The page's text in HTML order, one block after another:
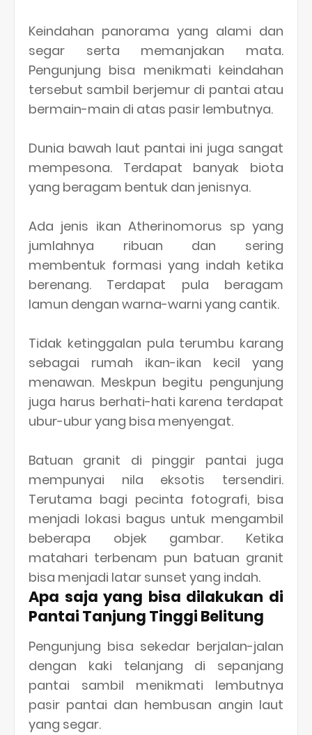
Keindahan panorama yang alami dan
segar serta memanjakan mata.
Pengunjung bisa menikmati keindahan
tersebut sambil berjemur di pantai atau
bermain-main di atas pasir lembutnya.
Dunia bawah laut pantai ini juga sangat
mempesona. Terdapat banyak biota
yang beragam bentuk dan jenisnya.
Ada jenis ikan Atherinomorus sp yang
jumlahnya ribuan dan sering
membentuk formasi yang indah ketika
berenang. Terdapat pula beragam
lamun dengan warna-warni yang cantik.
Tidak ketinggalan pula terumbu karang
sebagai rumah ikan-ikan kecil yang
menawan. Meskpun begitu pengunjung
juga harus berhati-hati karena terdapat
ubur-ubur yang bisa menyengat.
Batuan granit di pinggir pantai juga
mempunyai nila eksotis tersendiri.
Terutama bagi pecinta fotografi, bisa
menjadi lokasi bagus untuk mengambil
beberapa objek gambar. Ketika
matahari terbenam pun batuan granit
bisa menjadi latar sunset yang indah.
Apa saja yang bisa dilakukan di
Pantai Tanjung Tinggi Belitung
Pengunjung bisa sekedar berjalan-jalan
dengan kaki telanjang di sepanjang
pantai sambil menikmati lembutnya
pasir pantai dan hembusan angin laut
yang segar.